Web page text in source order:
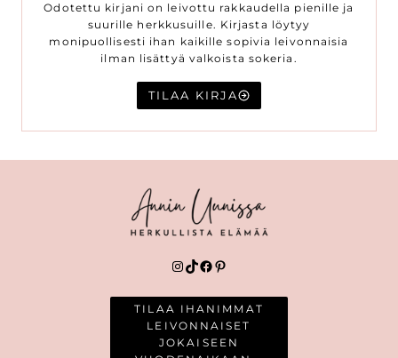
Odotettu kirjani on leivottu rakkaudella pienille ja
suurille herkkusuille. Kirjasta löytyy
monipuollisesti ihan kaikille sopivia leivonnaisia
ilman lisättyä valkoista sokeria.
TILAA KIRJA
Instagram
TikTok
Facebook
Pinterest
TILAA IHANIMMAT
LEIVONNAISET
JOKAISEEN